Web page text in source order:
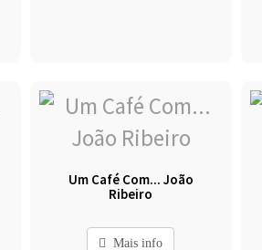
Um Café Com... João
Ribeiro
Mais info